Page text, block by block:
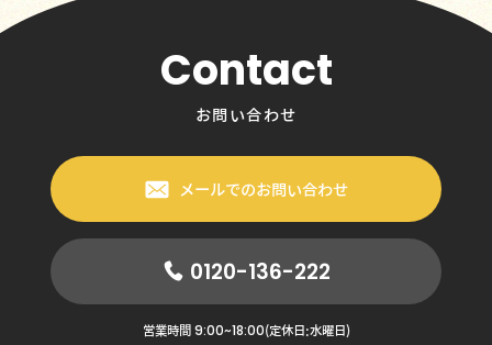
Contact
お問い合わせ
メールでのお問い合わせ
0120-136-222
営業時間 9:00~18:00(定休日:水曜日)